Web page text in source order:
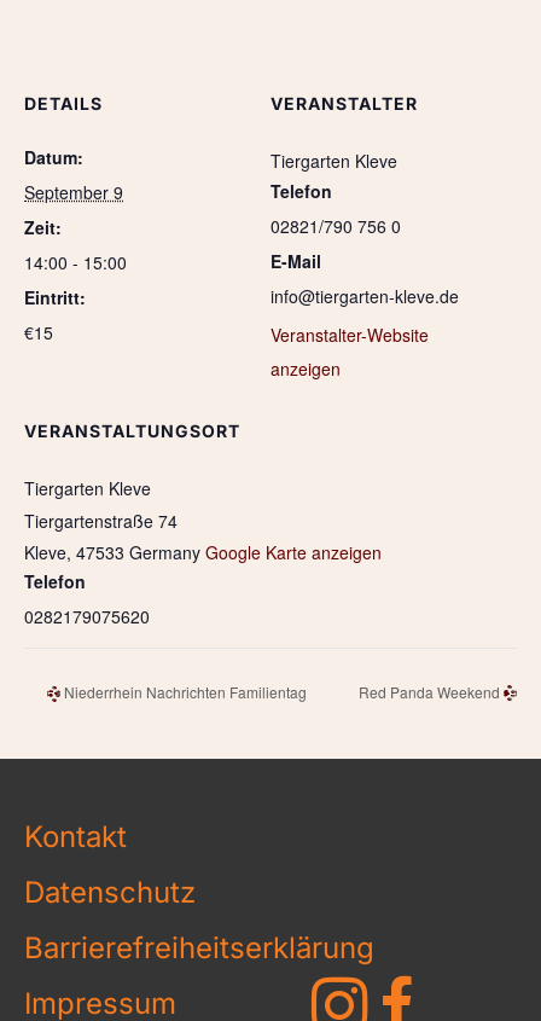
DETAILS
Datum:
September 9
Zeit:
14:00 - 15:00
Eintritt:
€15
VERANSTALTUNGSORT
Tiergarten Kleve
Tiergartenstraße 74
Kleve, 47533 Germany Google Karte anzeigen
Telefon
0282179075620
VERANSTALTER
Tiergarten Kleve
Telefon
02821/790 756 0
E-Mail
info@tiergarten-kleve.de
Veranstalter-Website
anzeigen
Niederrhein Nachrichten Familientag Red Panda Weekend
Kontakt
Datenschutz
Barrierefreiheitserklärung
Impressum